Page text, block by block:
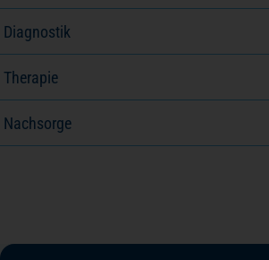
Diagnostik
Therapie
Nachsorge